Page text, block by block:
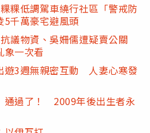
粿低調駕車繞行社區「警戒防
千萬豪宅避風頭
議物資、吳姍儒遭疑賣公關
一次看
遊3週無親密互動 人妻心寒發
通過了！ 2009年後出生者永